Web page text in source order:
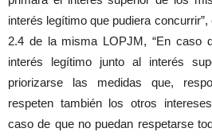
interés legítimo que pudiera
2.4 de la misma LOPJM, “En caso
interés legítimo junto al interés
priorizarse las medidas que,
respeten también los otros
caso de que no puedan respetarse